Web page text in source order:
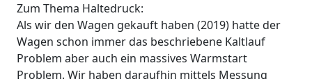
Zum Thema Haltedruck:
Als wir den Wagen gekauft haben (2019) hatte der
Wagen schon immer das beschriebene Kaltlauf
Problem aber auch ein massives Warmstart
Problem. Wir haben daraufhin mittels Messung